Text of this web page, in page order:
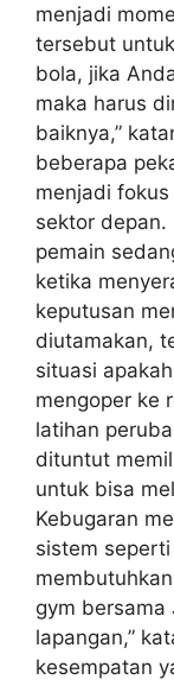
menjadi
tersebut
bola, jika
maka harus
baiknya,”
beberapa
menjadi
sektor depan.
pemain
ketika
keputusan
diutamakan,
situasi
mengoper ke
latihan
dituntut
untuk bisa
Kebugaran
sistem
gym bersama
lapangan,”
kesempatan